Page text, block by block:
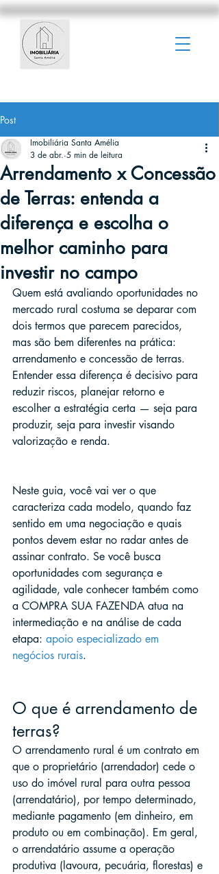
Post
Arrendamento x Concessão
de Terras: entenda a
diferença e escolha o
melhor caminho para
investir no campo
Imobiliária Santa Amélia
3 de abr. 5 min de leitura
Quem está avaliando oportunidades no
mercado rural costuma se deparar com
dois termos que parecem parecidos,
mas são bem diferentes na prática:
arrendamento e concessão de terras.
Entender essa diferença é decisivo para
reduzir riscos, planejar retorno e
escolher a estratégia certa — seja para
produzir, seja para investir visando
valorização e renda.
Neste guia, você vai ver o que
caracteriza cada modelo, quando faz
sentido em uma negociação e quais
pontos devem estar no radar antes de
assinar contrato. Se você busca
oportunidades com segurança e
agilidade, vale conhecer também como
a COMPRA SUA FAZENDA atua na
intermediação e na análise de cada
etapa: apoio especializado em
negócios rurais.
O que é arrendamento de
terras?
O arrendamento rural é um contrato em
que o proprietário (arrendador) cede o
uso do imóvel rural para outra pessoa
(arrendatário), por tempo determinado,
mediante pagamento (em dinheiro, em
produto ou em combinação). Em geral,
o arrendatário assume a operação
produtiva (lavoura, pecuária, florestas) e